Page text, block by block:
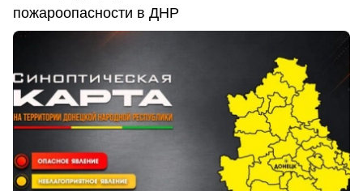
пожароопасности в ДНР